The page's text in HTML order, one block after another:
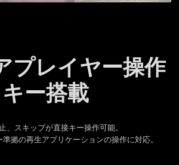
プレイヤー操作
キー搭載
、スキップが直接キー操作可能。
拠の再生アプリケーションの操作に対応。